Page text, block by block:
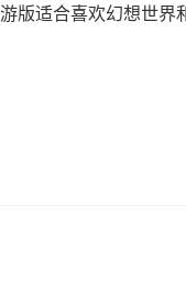
版适合喜欢幻想世